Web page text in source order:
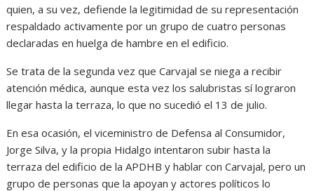
quien, a su vez, defiende la legitimidad de su representación
respaldado activamente por un grupo de cuatro personas
declaradas en huelga de hambre en el edificio.
Se trata de la segunda vez que Carvajal se niega a recibir
atención médica, aunque esta vez los salubristas sí lograron
llegar hasta la terraza, lo que no sucedió el 13 de julio.
En esa ocasión, el viceministro de Defensa al Consumidor,
Jorge Silva, y la propia Hidalgo intentaron subir hasta la
terraza del edificio de la APDHB y hablar con Carvajal, pero un
grupo de personas que la apoyan y actores políticos lo